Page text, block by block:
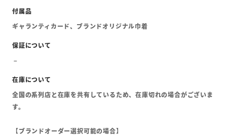
ギャランティカード、ブランドオリジナル巾着
全国の系列店と在庫を共有しているため、在庫切れの場合がございま
す。
【ブランドオーダー選択可能の場合】